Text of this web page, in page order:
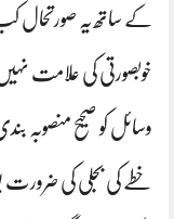
کے ساتھ یہ
خوبصورتی کی علامت
وسائل کو صحیح منصوبہ
خطے کی بجلی کی ضرورت